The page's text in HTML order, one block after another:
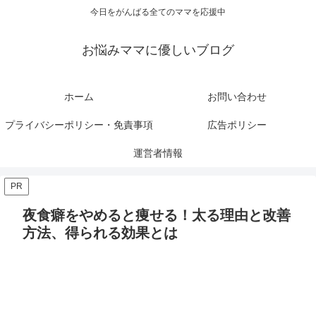
今日をがんばる全てのママを応援中
お悩みママに優しいブログ
ホーム お問い合わせ
プライバシーポリシー・免責事項 広告ポリシー
運営者情報
PR
夜食癖をやめると痩せる！太る理由と改善
方法、得られる効果とは